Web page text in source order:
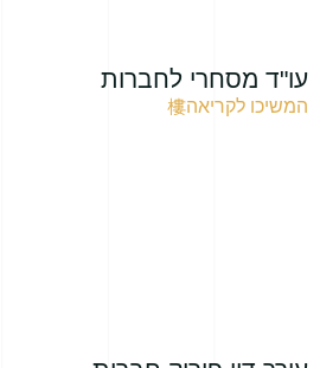
עו"ד מסחרי לחברות
המשיכו לקריאה